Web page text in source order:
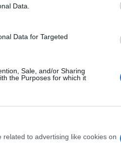
Data.
Data for Targeted
Sale, and/or Sharing
the Purposes for which it
to advertising like cookies on